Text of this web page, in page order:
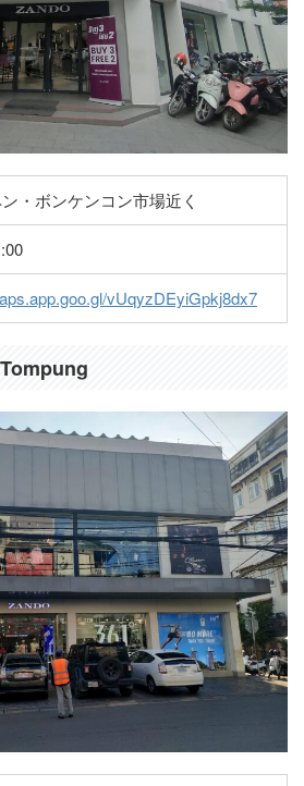
・ボンケンコン市場近く
vUqyzDEyiGpkj8dx7